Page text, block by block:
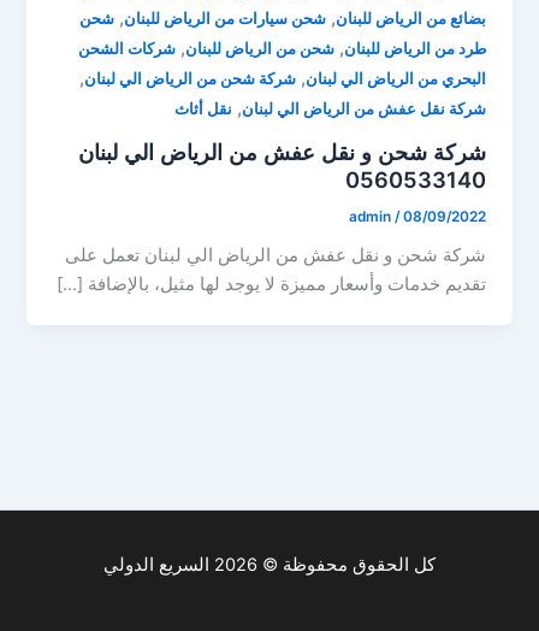
بضائع من الرياض للبنان,شحن سيارات من الرياض للبنان,شحن
طرد من الرياض للبنان,شحن من الرياض للبنان,شركات الشحن
البحري من الرياض الي لبنان,شركة شحن من الرياض الي لبنان,
شركة نقل عفش من الرياض الي لبنان, نقل أثاث
شركة شحن و نقل عفش من الرياض الي لبنان
0560533140
admin /08/09/2022
شركة شحن و نقل عفش من الرياض الي لبنان تعمل على
تقديم خدمات وأسعار مميزة لا يوجد لها مثيل، بالإضافة […]
كل الحقوق محفوظة © 2026 السريع الدولي